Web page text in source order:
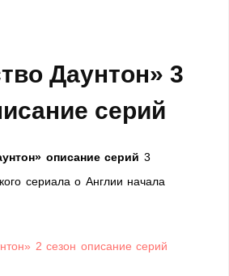
Даунтон» 3
серий
описание серий 3
сериала о Англии начала
2 сезон описание серий